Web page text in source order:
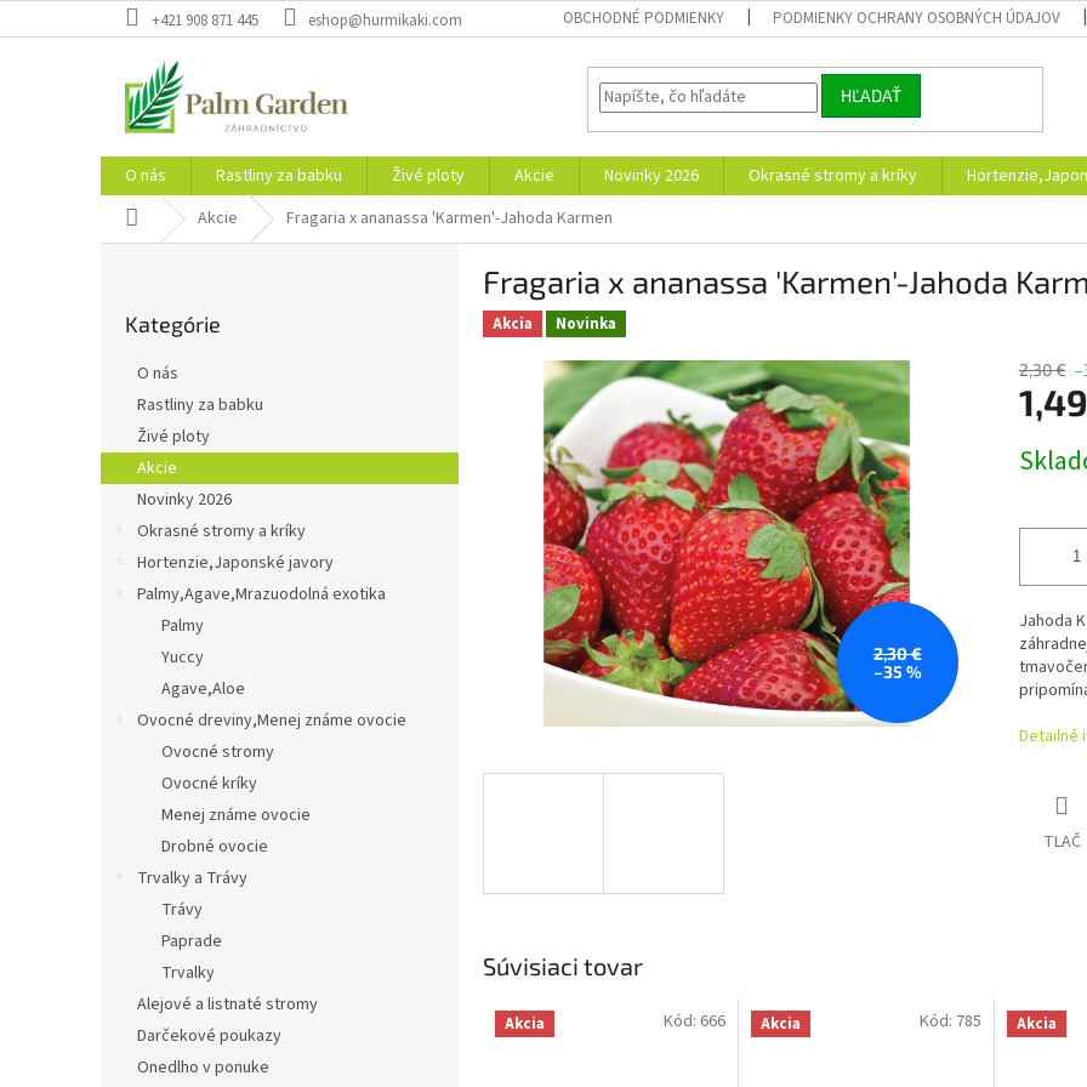
na
+421 908 871 445 eshop@hurmikaki.com OBCHODNÉ PODMIENKY PODMIENKY OCHRANY OSOBNÝCH ÚDAJOV
HĽADAŤ
O nás Rastliny za babku Živé ploty Akcie Novinky 2026 Okrasné stromy a kríky
DomovAkcie Fragaria x ananassa 'Karmen'-Jahoda Karmen
kategórie
Kategórie
O nás
Rastliny za babku
Živé ploty
Akcie
Novinky 2026
Okrasné stromy a kríky
Hortenzie,Japonské javory
Palmy,Agave,Mrazuodolná exotika
Palmy
Yuccy
Agave,Aloe
Ovocné dreviny,Menej známe ovocie
Ovocné stromy
Ovocné kríky
Menej známe ovocie
Drobné ovocie
Trvalky a Trávy
Trávy
Paprade
Trvalky
Alejové a listnaté stromy
Darčekové poukazy
Onedlho v ponuke
Fragaria x ananassa 'Karmen'-Jahoda
Akcia Novinka
2,30 €
–35 %
2,30 €
cena:
Jahoda
Detailné
TLAČ
Súvisiaci tovar
Akcia Kód: 666 Akcia Kód: 785 Akcia